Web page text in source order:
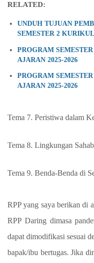
RELATED:
UNDUH TUJUAN
SEMESTER 2
PROGRAM
AJARAN 2025-2026
PROGRAM
AJARAN 2025-2026
Tema 7. Peristiwa dalam
Tema 8. Lingkungan
Tema 9. Benda-Benda di
RPP yang saya berikan di
RPP Daring dimasa
dapat dimodifikasi sesuai
bapak/ibu bertugas. Jika